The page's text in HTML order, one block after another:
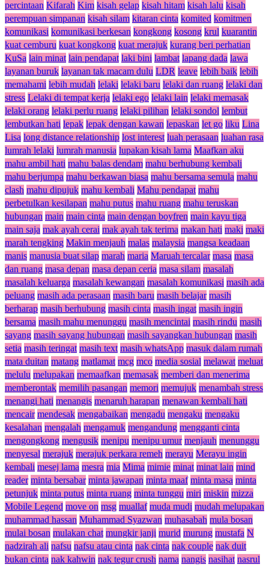
percintaan Kifarah Kim kisah gelap kisah hitam kisah lalu kisah
perempuan simpanan kisah silam kitaran cinta komited komitmen
komunikasi komunikasi berkesan kongkong kosong krul kuarantin
kuat cemburu kuat kongkong kuat merajuk kurang beri perhatian
KuSa lain minat lain pendapat laki bini lambat lapang dada lawa
layanan buruk layanan tak macam dulu LDR leave lebih baik lebih
memahami lebih mudah lelaki lelaki baru lelaki dan ruang lelaki dan
stress Lelaki di tempat kerja lelaki ego lelaki lain lelaki memasak
lelaki orang lelaki perlu ruang lelaki pilihan lelaki sondol lembut
lembutkan hati lepak lepak dengan kawan lepaskan let go liku Lina
Lisa long distance relationship lost interest luah perasaan luahan rasa
lumrah lelaki lumrah manusia lupakan kisah lama Maafkan aku
mahu ambil hati mahu balas dendam mahu berhubung kembali
mahu berjumpa mahu berkawan biasa mahu bersama semula mahu
clash mahu dipujuk mahu kembali Mahu pendapat mahu
perbetulkan kesilapan mahu putus mahu ruang mahu teruskan
hubungan main main cinta main dengan boyfren main kayu tiga
main saja mak ayah cerai mak ayah tak terima makan hati maki maki
marah tengking Makin menjauh malas malaysia mangsa keadaan
manis manusia buat silap marah maria Maruah tercalar masa masa
dan ruang masa depan masa depan ceria masa silam masalah
masalah keluarga masalah kewangan masalah komunikasi masih ada
peluang masih ada perasaan masih baru masih belajar masih
berharap masih berhubung masih cinta masih ingat masih ingin
bersama masih mahu menunggu masih mencintai masih rindu masih
sayang masih sayang hubungan masih sayangkan hubungan masih
setia masih teringat masih text masih whatsApp masuk dalam rumah
mata duitan matang matlamat mcg mco media sosial melawat meluat
melulu melupakan memaafkan memasak memberi dan menerima
memberontak memilih pasangan memori memujuk menambah stress
menangi hati menangis menaruh harapan menawan kembali hati
mencair mendesak mengabaikan mengadu mengaku mengaku
kesalahan mengalah mengamuk mengandung mengganti cinta
mengongkong mengusik menipu menipu umur menjauh menunggu
menyesal merajuk merajuk perkara remeh merayu Merayu ingin
kembali mesej lama mesra mia Mima mimie minat minat lain mind
reader minta bersabar minta jawapan minta maaf minta masa minta
petunjuk minta putus minta ruang minta tunggu miri miskin mizza
Mobile Legend move on msg muallaf muda mudi mudah melupakan
muhammad hassan Muhammad Syazwan muhasabah mula bosan
mulai bosan mulakan chat mungkir janji murid murung mustafa N
nadzirah ali nafsu nafsu atau cinta nak cinta nak couple nak duit
bukan cinta nak kahwin nak tegur crush nama nangis nasihat nasrul